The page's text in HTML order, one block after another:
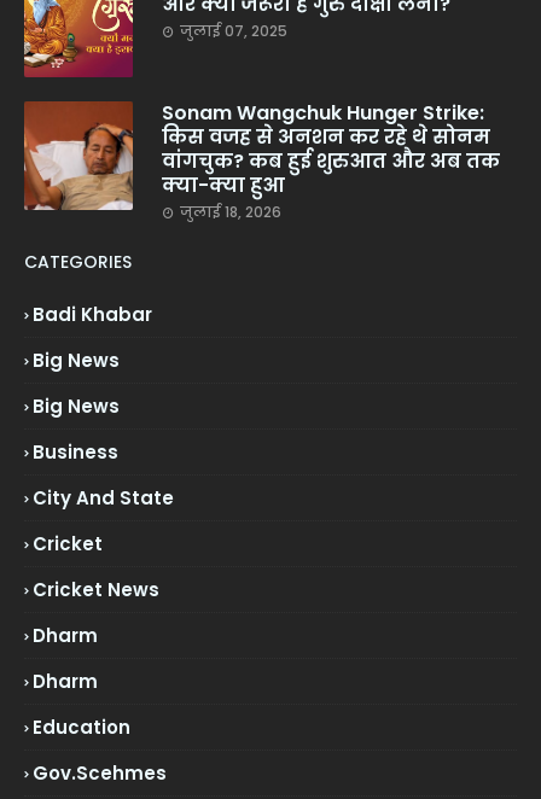
जुलाई 07, 2025
Sonam Wangchuk Hunger Strike:
किस वजह से अनशन कर रहे थे सोनम
वांगचुक? कब हुई शुरुआत और अब तक
क्या-क्या हुआ
जुलाई 18, 2026
CATEGORIES
Badi Khabar
Big News
Big News
Business
City And State
Cricket
Cricket News
Dharm
Dharm
Education
Gov.scehmes